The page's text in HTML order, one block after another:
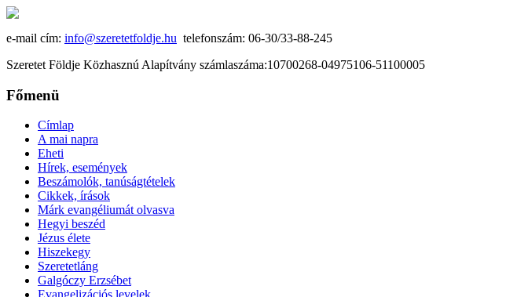
e-mail cím: info@szeretetfoldje.hu telefonszám: 06-30/33-88-245
Szeretet Földje Közhasznú Alapítvány számlaszáma:10700268-04975106-51100005
Főmenü
Címlap
A mai napra
Eheti
Hírek, események
Beszámolók, tanúságtételek
Cikkek, írások
Márk evangéliumát olvasva
Hegyi beszéd
Jézus élete
Hiszekegy
Szeretetláng
Galgóczy Erzsébet